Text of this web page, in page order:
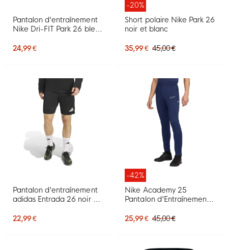
Pantalon d'entraînement
Nike Dri-FIT Park 26 bleu
24,99 €
-20%
Short polaire Nike Park 26
noir et blanc
35,99 € 45,00 €
Pantalon d'entraînement
adidas Entrada 26 noir et
22,99 €
-42%
Nike Academy 25
Pantalon d'Entraînement
25,99 € 45,00 €